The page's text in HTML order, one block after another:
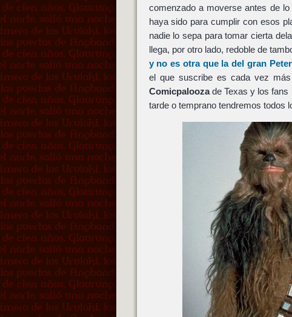
comenzado a moverse antes de
haya sido para cumplir con esos
nadie lo sepa para tomar cierta
llega, por otro lado, redoble de
y no es otra que la del gran
el que suscribe es cada vez más
Comicpaloozade Texas y los fans
tarde o temprano tendremos todos